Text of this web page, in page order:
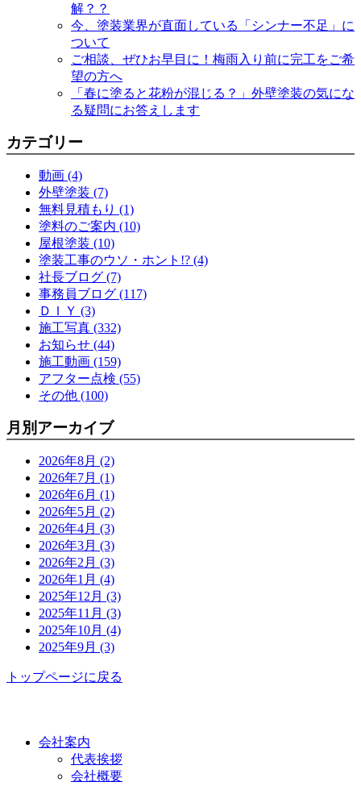
解？？
今、塗装業界が直面している「シンナー不足」に
ついて
ご相談、ぜひお早目に！梅雨入り前に完工をご希
望の方へ
「春に塗ると花粉が混じる？」外壁塗装の気にな
る疑問にお答えします
カテゴリー
動画 (4)
外壁塗装 (7)
無料見積もり (1)
塗料のご案内 (10)
屋根塗装 (10)
塗装工事のウソ・ホント!? (4)
社長ブログ (7)
事務員ブログ (117)
ＤＩＹ (3)
施工写真 (332)
お知らせ (44)
施工動画 (159)
アフター点検 (55)
その他 (100)
月別アーカイブ
2026年8月 (2)
2026年7月 (1)
2026年6月 (1)
2026年5月 (2)
2026年4月 (3)
2026年3月 (3)
2026年2月 (3)
2026年1月 (4)
2025年12月 (3)
2025年11月 (3)
2025年10月 (4)
2025年9月 (3)
トップページに戻る
会社案内
代表挨拶
会社概要